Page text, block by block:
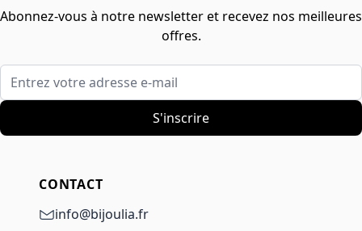
Abonnez-vous à notre newsletter et recevez nos meilleures
offres.
Entrez votre adresse e-mail
S'inscrire
CONTACT
info@bijoulia.fr